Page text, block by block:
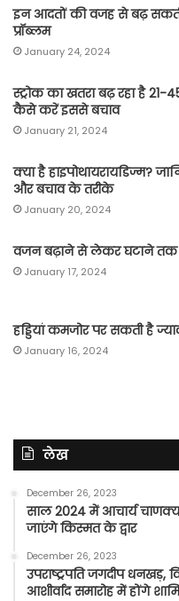
इन आदतों की वजह से बढ़
प्रॉब्लम
January 24, 2024
स्ट्रोक का खतरा बढ़ रहा है
कैसे करें इससे बचाव
January 21, 2024
क्या है हाइपोथायरायडिज्म?
और बचाव के तरीके
January 20, 2024
वजन बढ़ाने से लेकर घटाने तक
January 17, 2024
हड्डियां कमजोर पर सकती है
January 16, 2024
लेख
December 26, 2023
साल 2024 में आचार्य
जाएंगे किस्मत के द्वार
December 26, 2023
उपराष्ट्रपति जगदीप धनखड़,
आशीर्वाद समारोह में होंगे